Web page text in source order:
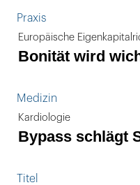
Praxis
Europäische
Bonität wird
Medizin
Kardiologie
Bypass schlägt
Titel